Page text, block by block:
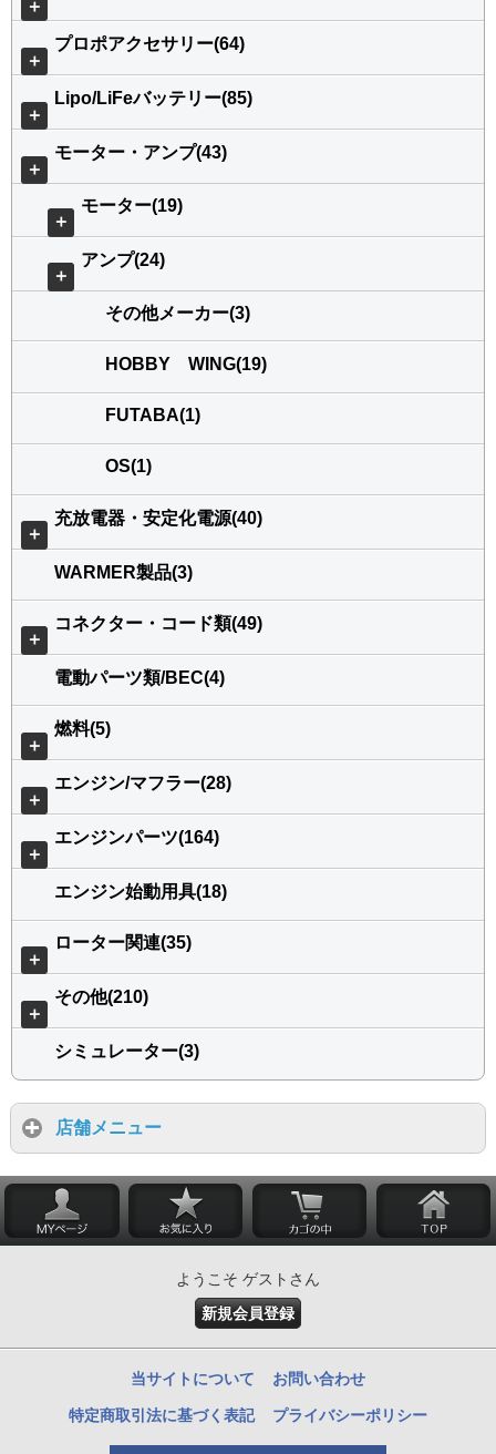
＋
＋
プロポアクセサリー(64)
＋
Lipo/LiFeバッテリー(85)
＋
モーター・アンプ(43)
＋
モーター(19)
＋
アンプ(24)
その他メーカー(3)
HOBBY WING(19)
FUTABA(1)
OS(1)
＋
充放電器・安定化電源(40)
WARMER製品(3)
＋
コネクター・コード類(49)
電動パーツ類/BEC(4)
＋
燃料(5)
＋
エンジン/マフラー(28)
＋
エンジンパーツ(164)
エンジン始動用具(18)
＋
ローター関連(35)
＋
その他(210)
シミュレーター(3)
店舗メニュー
ようこそ ゲストさん
新規会員登録
当サイトについて お問い合わせ
特定商取引法に基づく表記 プライバシーポリシー